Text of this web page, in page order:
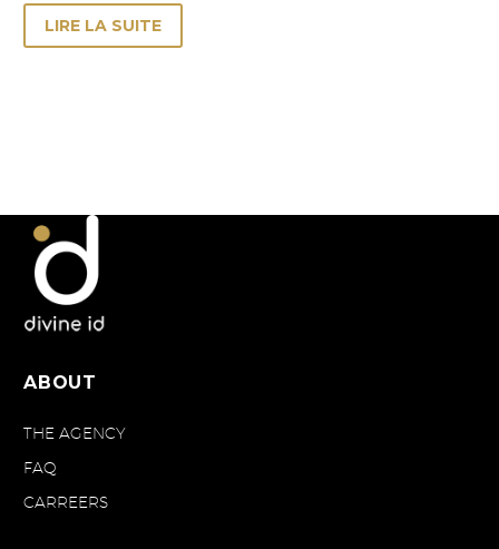
l’ensemble du
processus pour que
LIRE LA SUITE
ABOUT
THE AGENCY
FAQ
CARREERS